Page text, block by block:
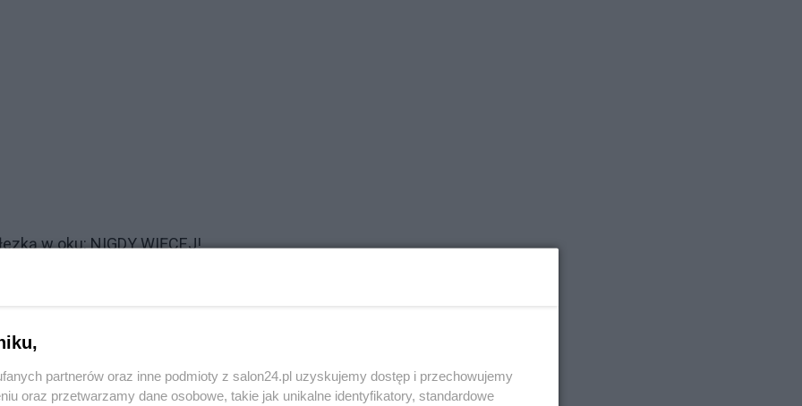
w oku: NIGDY WIĘCEJ!
prawa prawico! (z wyjątkiem Grzegorza Brauna)
umrzeć ze wstydu.
partnerów oraz inne podmioty z salon24.pl uzyskujemy dostęp i przechowujemy
oraz przetwarzamy dane osobowe, takie jak unikalne identyfikatory, standardowe